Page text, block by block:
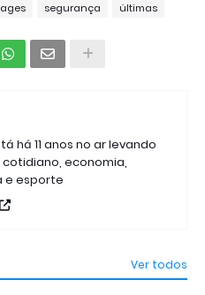
segurança últimas
há 11 anos no ar levando
economia,
e esporte
Ver todos